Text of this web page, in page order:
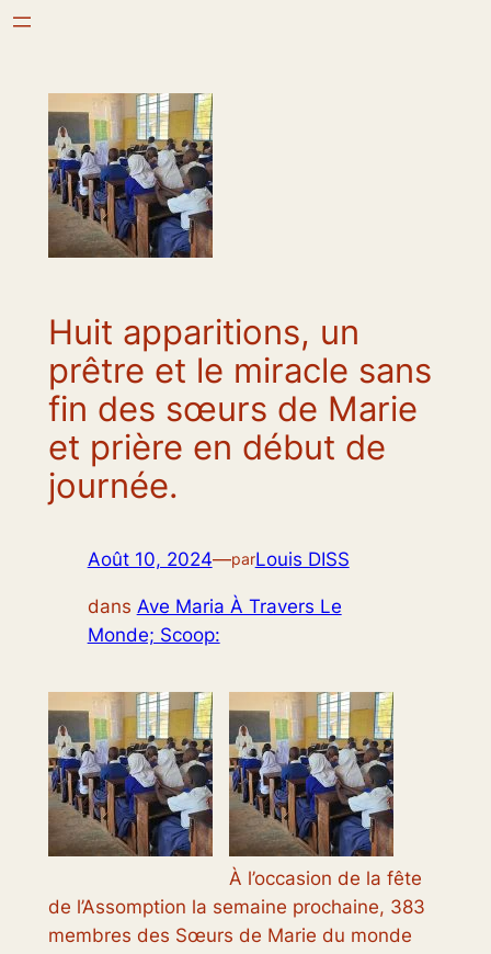
Aller
Huit apparitions, un
prêtre et le miracle sans
fin des sœurs de Marie
et prière en début de
journée.
Août 10, 2024—parLouis DISS
dans Ave Maria À Travers Le
Monde; Scoop:
À l’occasion de la fête
de l’Assomption la semaine prochaine, 383
membres des Sœurs de Marie du monde